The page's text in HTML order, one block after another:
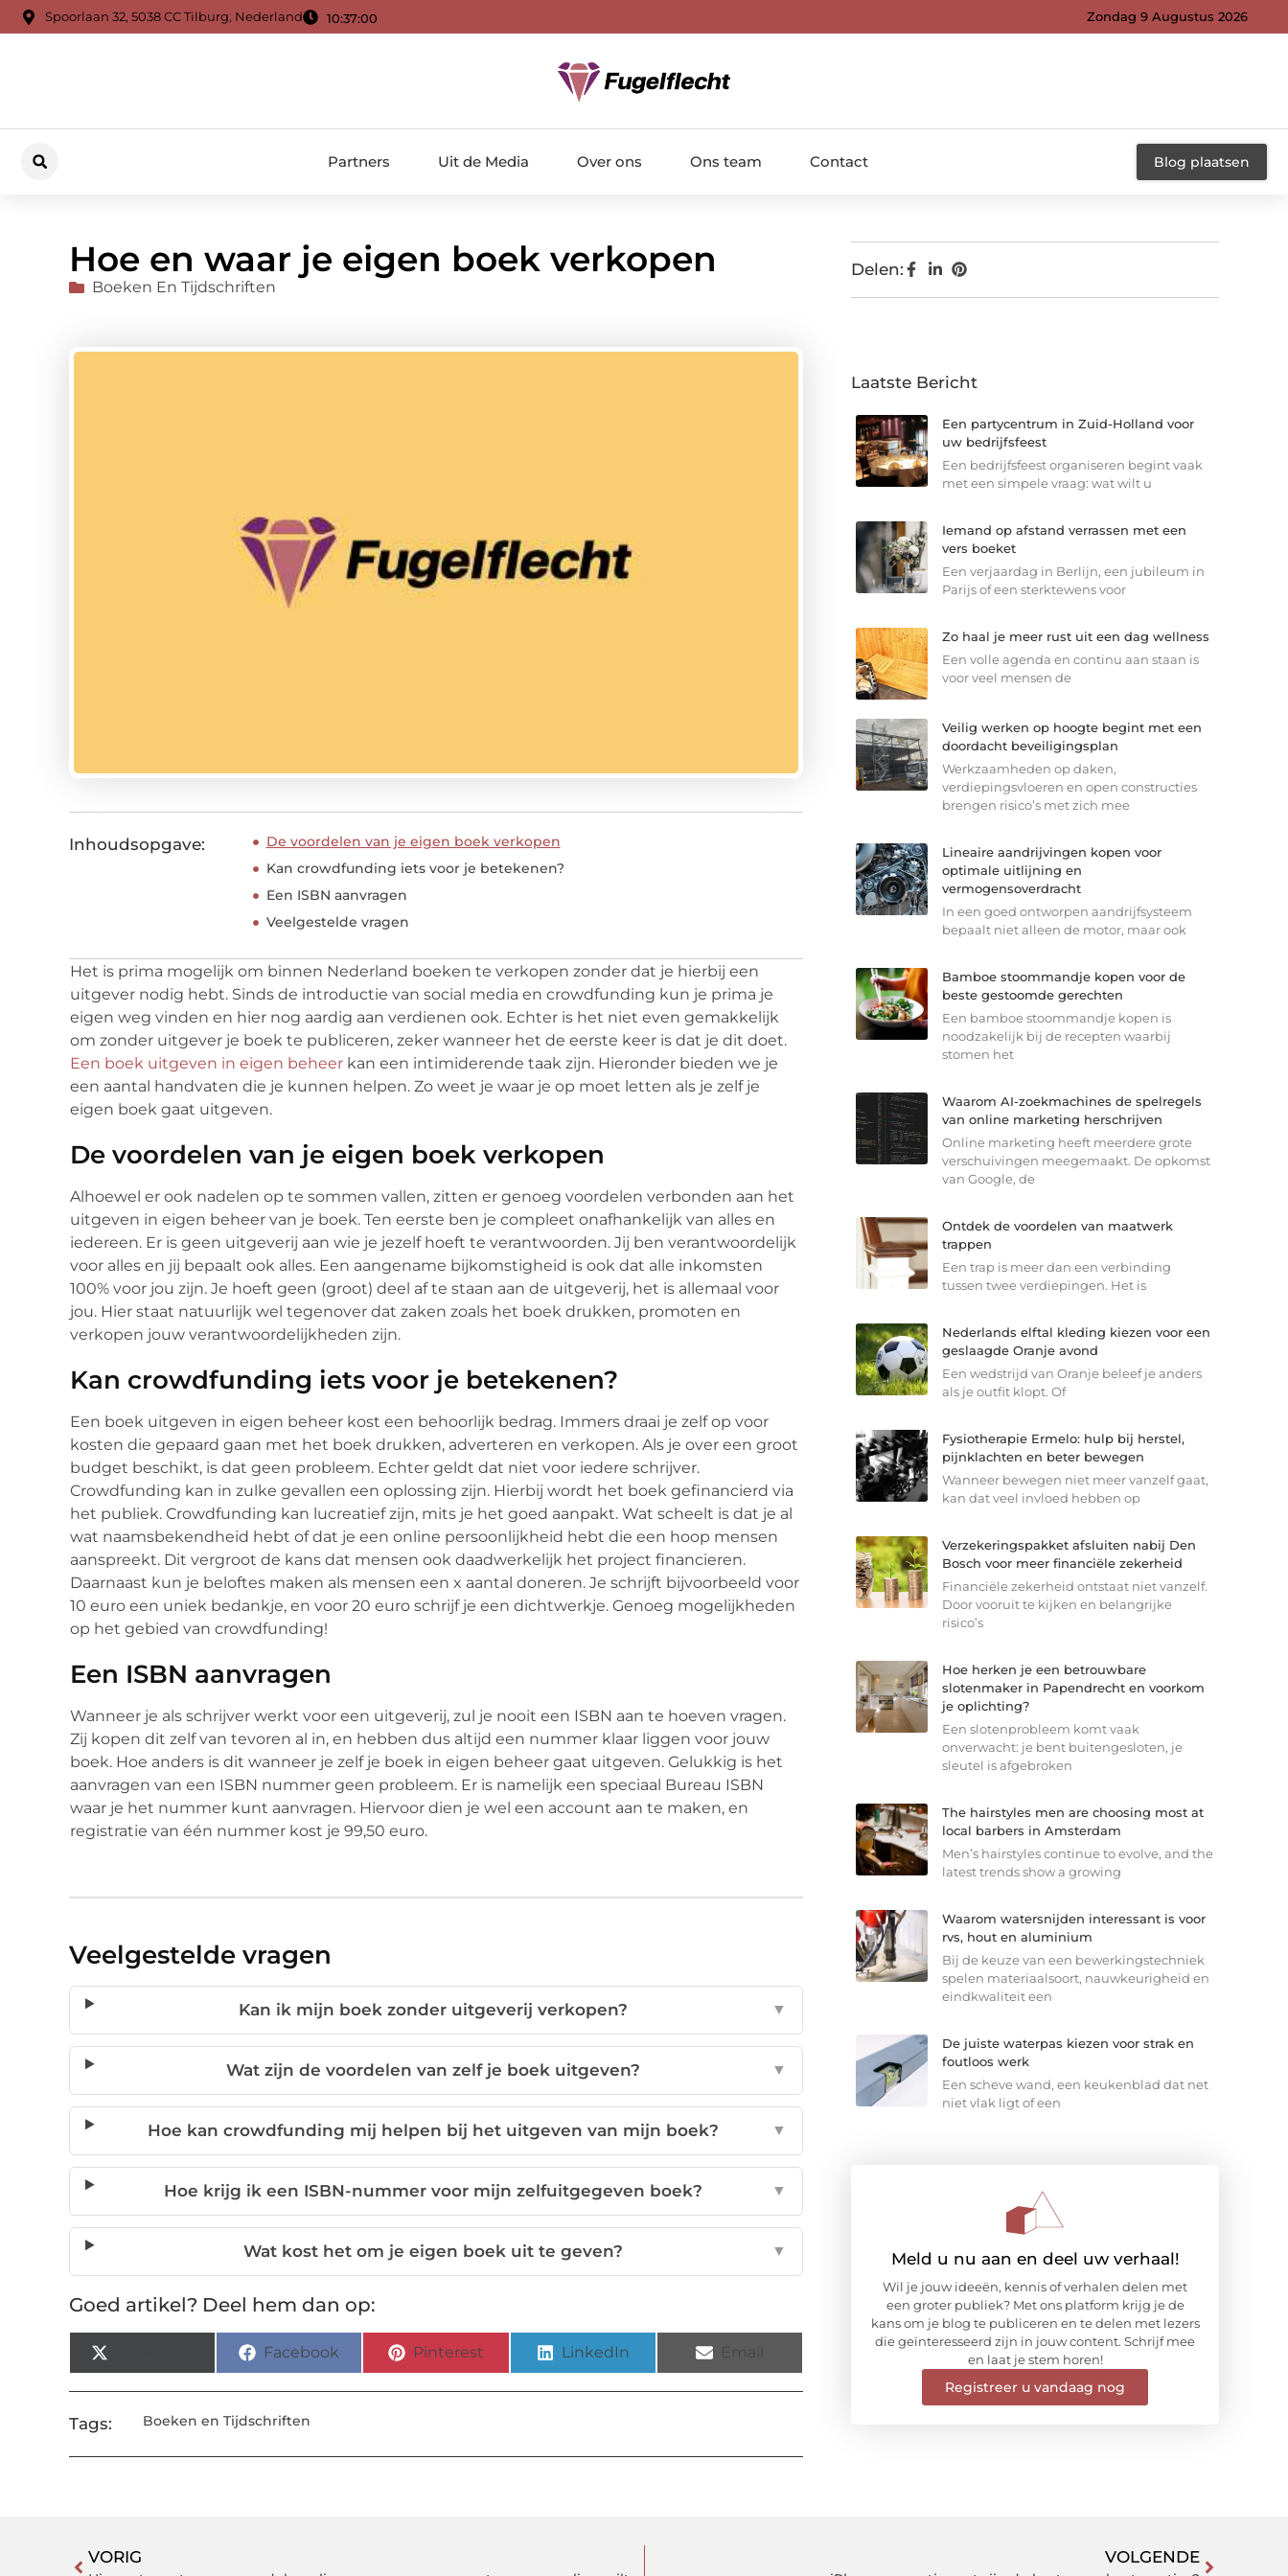
Spoorlaan 32, 5038 CC Tilburg, Nederland 10:37:01 Zondag 9 Augustus 2026
Partners Uit de Media Over ons Ons team Contact Blog plaatsen
Hoe en waar je eigen boek verkopen
Boeken En Tijdschriften
Inhoudsopgave:
De voordelen van je eigen boek verkopen
Kan crowdfunding iets voor je betekenen?
Een ISBN aanvragen
Veelgestelde vragen
Het is prima mogelijk om binnen Nederland boeken te verkopen zonder dat je hierbij een
uitgever nodig hebt. Sinds de introductie van social media en crowdfunding kun je prima je
eigen weg vinden en hier nog aardig aan verdienen ook. Echter is het niet even gemakkelijk
om zonder uitgever je boek te publiceren, zeker wanneer het de eerste keer is dat je dit doet.
Een boek uitgeven in eigen beheer kan een intimiderende taak zijn. Hieronder bieden we je
een aantal handvaten die je kunnen helpen. Zo weet je waar je op moet letten als je zelf je
eigen boek gaat uitgeven.
De voordelen van je eigen boek verkopen
Alhoewel er ook nadelen op te sommen vallen, zitten er genoeg voordelen verbonden aan het
uitgeven in eigen beheer van je boek. Ten eerste ben je compleet onafhankelijk van alles en
iedereen. Er is geen uitgeverij aan wie je jezelf hoeft te verantwoorden. Jij ben verantwoordelijk
voor alles en jij bepaalt ook alles. Een aangename bijkomstigheid is ook dat alle inkomsten
100% voor jou zijn. Je hoeft geen (groot) deel af te staan aan de uitgeverij, het is allemaal voor
jou. Hier staat natuurlijk wel tegenover dat zaken zoals het boek drukken, promoten en
verkopen jouw verantwoordelijkheden zijn.
Kan crowdfunding iets voor je betekenen?
Een boek uitgeven in eigen beheer kost een behoorlijk bedrag. Immers draai je zelf op voor
kosten die gepaard gaan met het boek drukken, adverteren en verkopen. Als je over een groot
budget beschikt, is dat geen probleem. Echter geldt dat niet voor iedere schrijver.
Crowdfunding kan in zulke gevallen een oplossing zijn. Hierbij wordt het boek gefinancierd via
het publiek. Crowdfunding kan lucreatief zijn, mits je het goed aanpakt. Wat scheelt is dat je al
wat naamsbekendheid hebt of dat je een online persoonlijkheid hebt die een hoop mensen
aanspreekt. Dit vergroot de kans dat mensen ook daadwerkelijk het project financieren.
Daarnaast kun je beloftes maken als mensen een x aantal doneren. Je schrijft bijvoorbeeld voor
10 euro een uniek bedankje, en voor 20 euro schrijf je een dichtwerkje. Genoeg mogelijkheden
op het gebied van crowdfunding!
Een ISBN aanvragen
Wanneer je als schrijver werkt voor een uitgeverij, zul je nooit een ISBN aan te hoeven vragen.
Zij kopen dit zelf van tevoren al in, en hebben dus altijd een nummer klaar liggen voor jouw
boek. Hoe anders is dit wanneer je zelf je boek in eigen beheer gaat uitgeven. Gelukkig is het
aanvragen van een ISBN nummer geen probleem. Er is namelijk een speciaal Bureau ISBN
waar je het nummer kunt aanvragen. Hiervoor dien je wel een account aan te maken, en
registratie van één nummer kost je 99,50 euro.
Veelgestelde vragen
Kan ik mijn boek zonder uitgeverij verkopen? ▼
Wat zijn de voordelen van zelf je boek uitgeven? ▼
Hoe kan crowdfunding mij helpen bij het uitgeven van mijn boek? ▼
Hoe krijg ik een ISBN-nummer voor mijn zelfuitgegeven boek? ▼
Wat kost het om je eigen boek uit te geven? ▼
Goed artikel? Deel hem dan op:
Facebook Pinterest LinkedIn
Tags: Boeken en Tijdschriften
Delen:
Laatste Bericht
Een partycentrum in Zuid-Holland voor
uw bedrijfsfeest
Een bedrijfsfeest organiseren begint vaak
met een simpele vraag: wat wilt u
Iemand op afstand verrassen met een
vers boeket
Een verjaardag in Berlijn, een jubileum in
Parijs of een sterkte­wens voor
Zo haal je meer rust uit een dag wellness
Een volle agenda en continu aan staan is
voor veel mensen de
Veilig werken op hoogte begint met een
doordacht beveiligingsplan
Werkzaamheden op daken,
verdiepingsvloeren en open constructies
brengen risico’s met zich mee
Lineaire aandrijvingen kopen voor
optimale uitlijning en
vermogensoverdracht
In een goed ontworpen aandrijfsysteem
bepaalt niet alleen de motor, maar ook
Bamboe stoommandje kopen voor de
beste gestoomde gerechten
Een bamboe stoommandje kopen is
noodzakelijk bij de recepten waarbij
stomen het
Waarom AI-zoekmachines de spelregels
van online marketing herschrijven
Online marketing heeft meerdere grote
verschuivingen meegemaakt. De opkomst
van Google, de
Ontdek de voordelen van maatwerk
trappen
Een trap is meer dan een verbinding
tussen twee verdiepingen. Het is
Nederlands elftal kleding kiezen voor een
geslaagde Oranje avond
Een wedstrijd van Oranje beleef je anders
als je outfit klopt. Of
Fysiotherapie Ermelo: hulp bij herstel,
pijnklachten en beter bewegen
Wanneer bewegen niet meer vanzelf gaat,
kan dat veel invloed hebben op
Verzekeringspakket afsluiten nabij Den
Bosch voor meer financiële zekerheid
Financiële zekerheid ontstaat niet vanzelf.
Door vooruit te kijken en belangrijke
risico’s
Hoe herken je een betrouwbare
slotenmaker in Papendrecht en voorkom
je oplichting?
Een slotenprobleem komt vaak
onverwacht: je bent buitengesloten, je
sleutel is afgebroken
The hairstyles men are choosing most at
local barbers in Amsterdam
Men’s hairstyles continue to evolve, and the
latest trends show a growing
Waarom watersnijden interessant is voor
rvs, hout en aluminium
Bij de keuze van een bewerkingstechniek
spelen materiaalsoort, nauwkeurigheid en
eindkwaliteit een
De juiste waterpas kiezen voor strak en
foutloos werk
Een scheve wand, een keukenblad dat net
niet vlak ligt of een
Meld u nu aan en deel uw verhaal!
Wil je jouw ideeën, kennis of verhalen delen met
een groter publiek? Met ons platform krijg je de
kans om je blog te publiceren en te delen met lezers
die geïnteresseerd zijn in jouw content. Schrijf mee
en laat je stem horen!
Registreer u vandaag nog
VORIG VOLGENDE